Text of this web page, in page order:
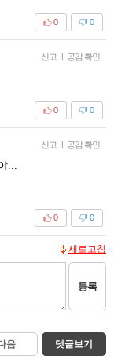
0
0
신고 | 공감 확인
0
0
신고 | 공감 확인
...
0
0
새로고침
등록
음 댓글보기